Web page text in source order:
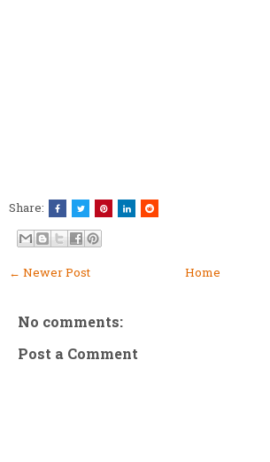
Share:
← Newer Post Home
No comments:
Post a Comment